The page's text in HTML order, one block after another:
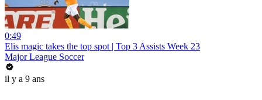
0:49
Elis magic takes the top spot | Top 3 Assists Week 23
Major League Soccer
il y a 9 ans